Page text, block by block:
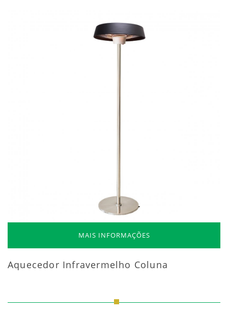
MAIS INFORMAÇÕES
Aquecedor Infravermelho Coluna